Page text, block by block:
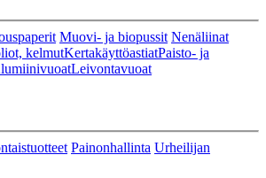
Muovi- ja biopussit Nenäliinat
kelmutKertakäyttöastiatPaisto- ja
Leivontavuoat
Painonhallinta Urheilijan